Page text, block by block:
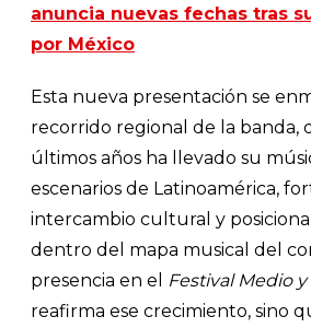
anuncia nuevas fechas tras
por México
Esta nueva presentación se
recorrido regional de la banda,
últimos años ha llevado su
escenarios de Latinoamérica,
intercambio cultural y
dentro del mapa musical del
presencia en el
Festival Medio
reafirma ese crecimiento, sino